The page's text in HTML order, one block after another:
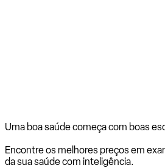
Uma boa saúde começa com boas
Encontre os melhores preços em
da sua saúde com inteligência.